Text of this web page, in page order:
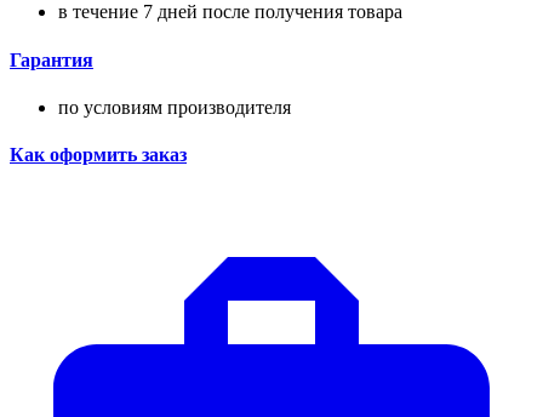
в течение 7 дней после получения товара
Гарантия
по условиям производителя
Как оформить заказ